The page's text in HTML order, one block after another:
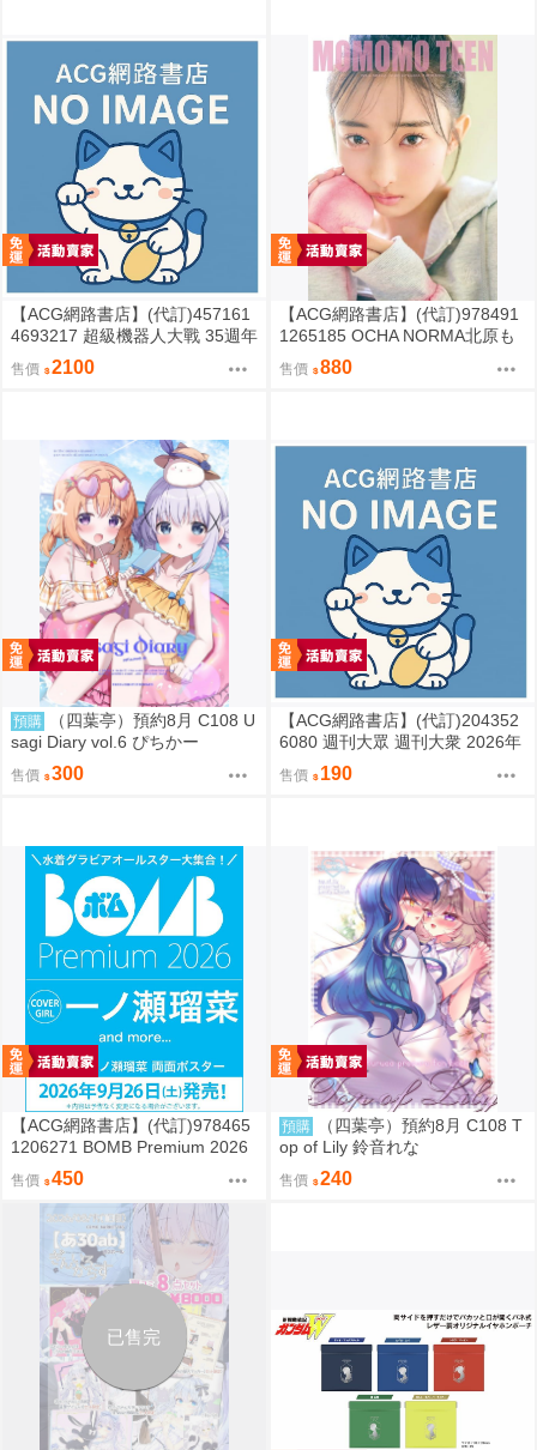
【ACG網路書店】(代訂)457161
4693217 超級機器人大戰 35週年
紀念 JAM Project 主題歌完整專
輯 通常盤
售價 2100
【ACG網路書店】(代訂)978491
1265185 OCHA NORMA北原も
も 寫真集「もももてぃーん。」
售價 880
預購
（四葉亭）預約8月 C108 U
sagi Diary vol.6 ぴちかー
售價 300
【ACG網路書店】(代訂)204352
6080 週刊大眾 週刊大衆 2026年
8月31日號 附:海報
售價 190
【ACG網路書店】(代訂)978465
1206271 BOMB Premium 2026
封面:一ノ瀬瑠菜 附:雙面海報
售價 450
預購
（四葉亭）預約8月 C108 T
op of Lily 鈴音れな
售價 240
已售完